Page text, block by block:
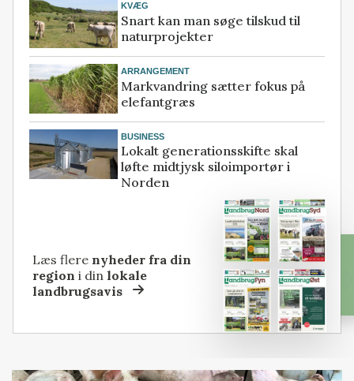
KVÆG
Snart kan man søge tilskud til
naturprojekter
ARRANGEMENT
Markvandring sætter fokus på
elefantgræs
BUSINESS
Lokalt generationsskifte skal
løfte midtjysk siloimportør i
Norden
Læs flere nyheder fra din
region i dinlokale
landbrugsavis